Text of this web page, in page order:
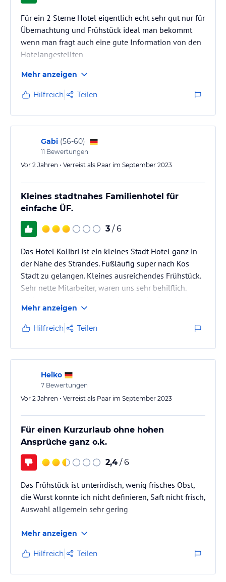
Für ein 2 Sterne Hotel eigentlich echt sehr gut nur für
Übernachtung und Frühstück ideal man bekommt
wenn man fragt auch eine gute Information von den
Hotelangestellten
Mehr anzeigen
Hilfreich Teilen
Gabi (56-60)
11 Bewertungen
Vor 2 Jahren • Verreist als Paar im September 2023
Kleines stadtnahes Familienhotel für
einfache ÜF.
3 / 6
Das Hotel Kolibri ist ein kleines Stadt Hotel ganz in
der Nähe des Strandes. Fußläufig super nach Kos
Stadt zu gelangen. Kleines ausreichendes Frühstück.
Sehr nette Mitarbeiter, waren uns sehr behilflich.
Matratzen und die Dusch Vorrichtung ging gar nicht.
Habe aber gesehen, das jetzt wohl auch diese
Zimmer renoviert und neue Möbel bekommen haben.
Für ein kleines Stadt Hotel eigentlich ganz ok.
Kleiner Pool mit Terrasse u Bar auch vorhanden. Eine
Dachterrasse lädt zum…
Mehr anzeigen
Hilfreich Teilen
Heiko
7 Bewertungen
Vor 2 Jahren • Verreist als Paar im September 2023
Für einen Kurzurlaub ohne hohen
Ansprüche ganz o.k.
2,4 / 6
Das Frühstück ist unterirdisch, wenig frisches Obst,
die Wurst konnte ich nicht definieren, Saft nicht frisch,
Auswahl allgemein sehr gering
Mehr anzeigen
Hilfreich Teilen